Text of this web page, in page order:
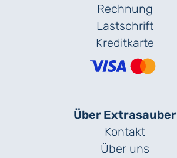
Rechnung
Lastschrift
Kreditkarte
Über Extrasauber
Kontakt
Über uns